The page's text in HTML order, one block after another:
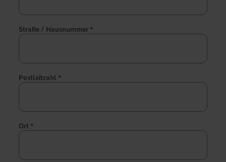
Straße / Hausnummer*
Postleitzahl *
Ort*